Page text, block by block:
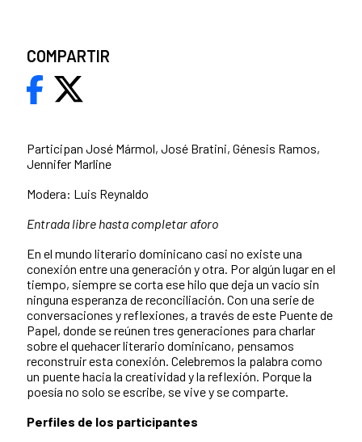
Participan José Mármol, José Bratini, Génesis Ramos,
Jennifer Marline
Modera: Luis Reynaldo
Entrada libre hasta completar aforo
En el mundo literario dominicano casi no existe una
conexión entre una generación y otra. Por algún lugar en el
tiempo, siempre se corta ese hilo que deja un vacío sin
ninguna esperanza de reconciliación. Con una serie de
conversaciones y reflexiones, a través de este Puente de
Papel, donde se reúnen tres generaciones para charlar
sobre el quehacer literario dominicano, pensamos
reconstruir esta conexión. Celebremos la palabra como
un puente hacia la creatividad y la reflexión. Porque la
poesía no solo se escribe, se vive y se comparte.
Perfiles de los participantes
COMPARTIR